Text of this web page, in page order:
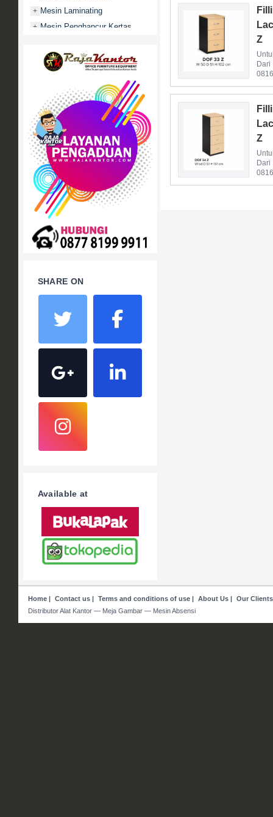
+ Mesin Laminating
+ Mesin Penghancur Kertas
Mobile File / Roll O Pack
Movitex
Paper Cutter
Partisi Kantor
Promo
+ Rak Serbaguna
+ Ranjang Besi
+ Sofa Kantor
+ Springbed
White Board / Papan Tulis
SHARE ON
Available at
Z
Dari
Z
Dari
Home| Contact us| Terms and conditions of use| About Us| Our Clients
Distributor Alat Kantor — Meja Gambar — Mesin Absensi